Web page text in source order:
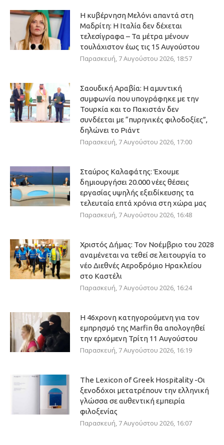
Η κυβέρνηση Μελόνι απαντά στη
Μαδρίτη: Η Ιταλία δεν δέχεται
τελεσίγραφα – Τα μέτρα μένουν
τουλάχιστον έως τις 15 Αυγούστου
Παρασκευή, 7 Αυγούστου 2026, 18:57
Σαουδική Αραβία: Η αμυντική
συμφωνία που υπογράφηκε με την
Τουρκία και το Πακιστάν δεν
συνδέεται με “πυρηνικές φιλοδοξίες”,
δηλώνει το Ριάντ
Παρασκευή, 7 Αυγούστου 2026, 17:00
Σταύρος Καλαφάτης: Έχουμε
δημιουργήσει 20.000 νέες θέσεις
εργασίας υψηλής εξειδίκευσης τα
τελευταία επτά χρόνια στη χώρα μας
Παρασκευή, 7 Αυγούστου 2026, 16:48
Χριστός Δήμας: Τον Νοέμβριο του 2028
αναμένεται να τεθεί σε λειτουργία το
νέο Διεθνές Αεροδρόμιο Ηρακλείου
στο Καστέλι
Παρασκευή, 7 Αυγούστου 2026, 16:24
Η 46χρονη κατηγορούμενη για τον
εμπρησμό της Marfin θα απολογηθεί
την ερχόμενη Τρίτη 11 Αυγούστου
Παρασκευή, 7 Αυγούστου 2026, 16:19
The Lexicon of Greek Hospitality -Οι
ξενοδόχοι μετατρέπουν την ελληνική
γλώσσα σε αυθεντική εμπειρία
φιλοξενίας
Παρασκευή, 7 Αυγούστου 2026, 16:07